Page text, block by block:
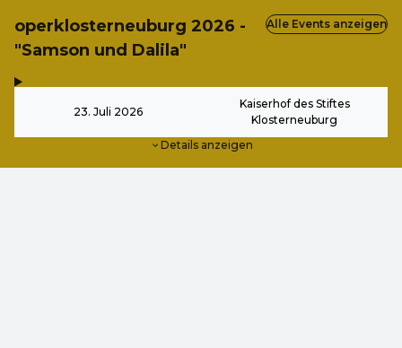
operklosterneuburg 2026 -
"Samson und Dalila"
23. Juli 2026
Kaiserhof des Stiftes
Klosterneuburg
Details anzeigen
Alle Events anzeigen